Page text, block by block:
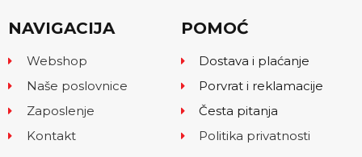
NAVIGACIJA
Webshop
Naše poslovnice
Zaposlenje
Kontakt
POMOĆ
Dostava i plaćanje
Porvrat i reklamacije
Česta pitanja
Politika privatnosti